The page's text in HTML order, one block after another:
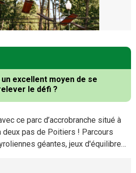
excellent moyen de se
le défi ?
ce parc d’accrobranche situé à
deux pas de Poitiers ! Parcours
géantes, jeux d'équilibre…